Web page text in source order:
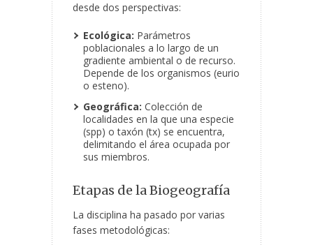
desde dos perspectivas:
Ecológica: Parámetros
poblacionales a lo largo de un
gradiente ambiental o de recurso.
Depende de los organismos (eurio
o esteno).
Geográfica: Colección de
localidades en la que una especie
(spp) o taxón (tx) se encuentra,
delimitando el área ocupada por
sus miembros.
Etapas de la Biogeografía
La disciplina ha pasado por varias
fases metodológicas: